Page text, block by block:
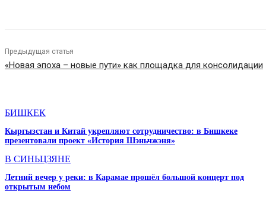
Предыдущая статья
«Новая эпоха – новые пути» как площадка для консолидации
БИШКЕК
Кыргызстан и Китай укрепляют сотрудничество: в Бишкеке
презентовали проект «История Шэньчжэня»
В СИНЬЦЗЯНЕ
Летний вечер у реки: в Карамае прошёл большой концерт под
открытым небом